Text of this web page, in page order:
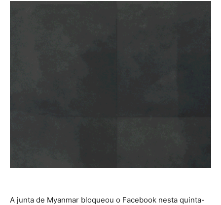
A junta de Myanmar bloqueou o Facebook nesta quinta-